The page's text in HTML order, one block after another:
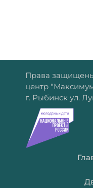
Права
центр
г. Рыбинск ул.